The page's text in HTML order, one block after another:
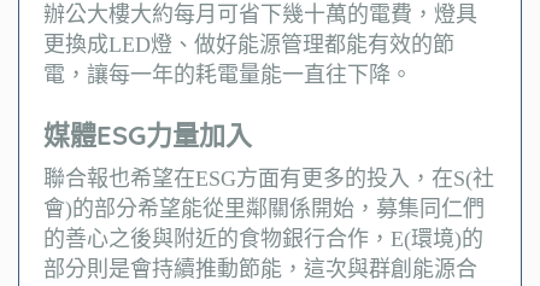
辦公大樓大約每月可省下幾十萬的電費，燈具
更換成LED燈、做好能源管理都能有效的節
電，讓每一年的耗電量能一直往下降。
媒體ESG力量加入
聯合報也希望在ESG方面有更多的投入，在S(社
會)的部分希望能從里鄰關係開始，募集同仁們
的善心之後與附近的食物銀行合作，E(環境)的
部分則是會持續推動節能，這次與群創能源合